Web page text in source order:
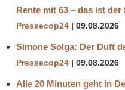
Rente mit 63 – das ist der
Pressecop24 09.08.2026
Simone Solga: Der Duft
Pressecop24 09.08.2026
Alle 20 Minuten geht in